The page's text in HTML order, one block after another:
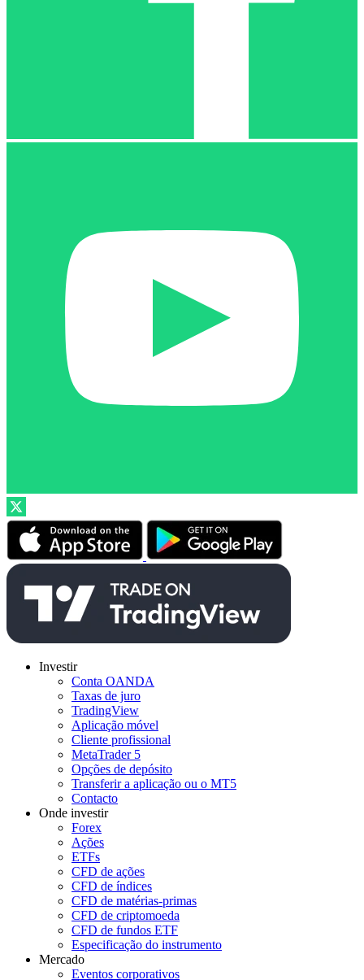
Investir
Conta OANDA
Taxas de juro
TradingView
Aplicação móvel
Cliente profissional
MetaTrader 5
Opções de depósito
Transferir a aplicação ou o MT5
Contacto
Onde investir
Forex
Ações
ETFs
CFD de ações
CFD de índices
CFD de matérias-primas
CFD de criptomoeda
CFD de fundos ETF
Especificação do instrumento
Mercado
Eventos corporativos